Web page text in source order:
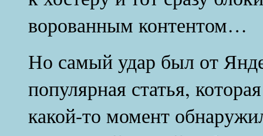
ворованным контентом…
Но самый удар был от
популярная статья,
какой-то момент